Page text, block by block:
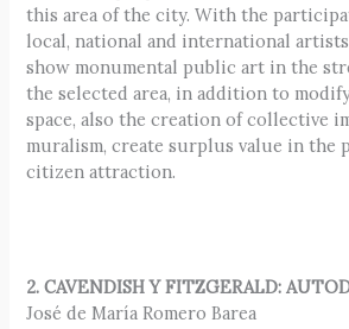
this area of the city. With the
local, national and international
show monumental public art in the
the selected area, in addition to
space, also the creation of collective
muralism, create surplus value in the
citizen attraction.
2. CAVENDISH Y FITZGERALD:
José de María Romero Barea